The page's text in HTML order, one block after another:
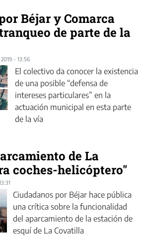
Béjar y Comarca
de parte de la
2019 - 13:56
El colectivo da conocer la existencia
de una posible “defensa de
intereses particulares” en la
actuación municipal en esta parte
de la vía
de La
coches-helicóptero"
Ciudadanos por Béjar hace pública
una crítica sobre la funcionalidad
del aparcamiento de la estación de
esquí de La Covatilla